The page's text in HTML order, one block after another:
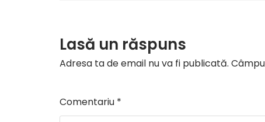
Lasă un răspuns
Adresa ta de email nu va fi publicată.
Comentariu *